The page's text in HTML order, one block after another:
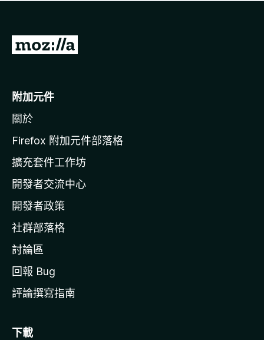
有
前
o
i
l
a
官
網
附加元件
關於
Firefox 附加元件部落格
擴充套件工作坊
開發者交流中心
開發者政策
社群部落格
討論區
回報 Bug
評論撰寫指南
下載